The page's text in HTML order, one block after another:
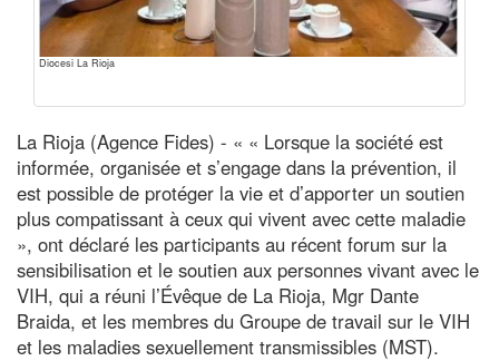
Diocesi La Rioja
La Rioja (Agence Fides) - « « Lorsque la société est
informée, organisée et s’engage dans la prévention, il
est possible de protéger la vie et d’apporter un soutien
plus compatissant à ceux qui vivent avec cette maladie
», ont déclaré les participants au récent forum sur la
sensibilisation et le soutien aux personnes vivant avec le
VIH, qui a réuni l’Évêque de La Rioja, Mgr Dante
Braida, et les membres du Groupe de travail sur le VIH
et les maladies sexuellement transmissibles (MST).